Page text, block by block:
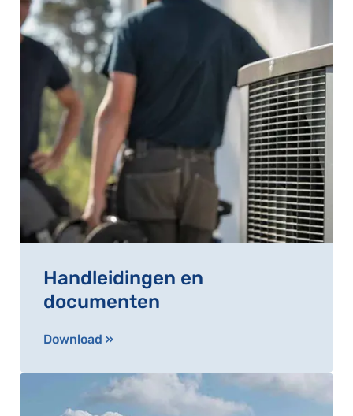
Handleidingen en
documenten
Download »